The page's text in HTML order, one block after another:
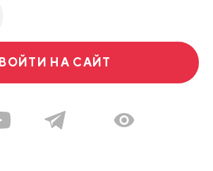
ВОЙТИ НА САЙТ